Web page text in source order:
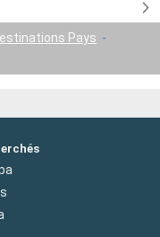
Pays